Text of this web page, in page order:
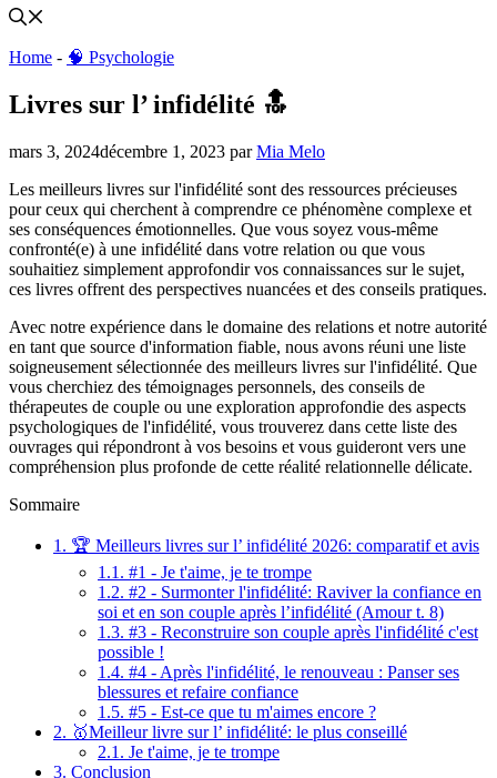
Home - 🧠 Psychologie
Livres sur l’ infidélité 🔝
mars 3, 2024décembre 1, 2023 parMia Melo
Les meilleurs livres sur l'infidélité sont des ressources précieuses
pour ceux qui cherchent à comprendre ce phénomène complexe et
ses conséquences émotionnelles. Que vous soyez vous-même
confronté(e) à une infidélité dans votre relation ou que vous
souhaitiez simplement approfondir vos connaissances sur le sujet,
ces livres offrent des perspectives nuancées et des conseils pratiques.
Avec notre expérience dans le domaine des relations et notre autorité
en tant que source d'information fiable, nous avons réuni une liste
soigneusement sélectionnée des meilleurs livres sur l'infidélité. Que
vous cherchiez des témoignages personnels, des conseils de
thérapeutes de couple ou une exploration approfondie des aspects
psychologiques de l'infidélité, vous trouverez dans cette liste des
ouvrages qui répondront à vos besoins et vous guideront vers une
compréhension plus profonde de cette réalité relationnelle délicate.
Sommaire
1. 🏆 Meilleurs livres sur l’ infidélité 2026: comparatif et avis
1.1. #1 - Je t'aime, je te trompe
1.2. #2 - Surmonter l'infidélité: Raviver la confiance en
soi et en son couple après l’infidélité (Amour t. 8)
1.3. #3 - Reconstruire son couple après l'infidélité c'est
possible !
1.4. #4 - Après l'infidélité, le renouveau : Panser ses
blessures et refaire confiance
1.5. #5 - Est-ce que tu m'aimes encore ?
2. 🥇Meilleur livre sur l’ infidélité: le plus conseillé
2.1. Je t'aime, je te trompe
3. Conclusion